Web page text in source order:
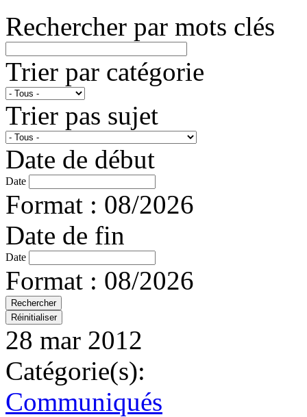
Rechercher par mots clés
Trier par catégorie
Trier pas sujet
Date de début
Date
Format : 08/2026
Date de fin
Date
Format : 08/2026
28 mar 2012
Catégorie(s):
Communiqués